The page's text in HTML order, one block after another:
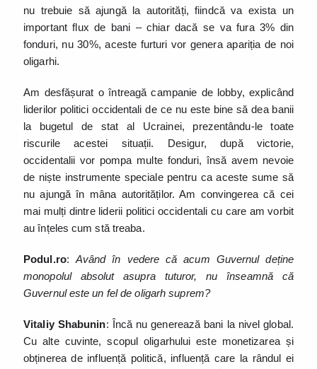
nu trebuie să ajungă la autorități, fiindcă va exista un
important flux de bani – chiar dacă se va fura 3% din
fonduri, nu 30%, aceste furturi vor genera apariția de noi
oligarhi.
Am desfășurat o întreagă campanie de lobby, explicând
liderilor politici occidentali de ce nu este bine să dea banii
la bugetul de stat al Ucrainei, prezentându-le toate
riscurile acestei situații. Desigur, după victorie,
occidentalii vor pompa multe fonduri, însă avem nevoie
de niște instrumente speciale pentru ca aceste sume să
nu ajungă în mâna autorităților. Am convingerea că cei
mai mulți dintre liderii politici occidentali cu care am vorbit
au înțeles cum stă treaba.
Podul.ro: Având în vedere că acum Guvernul deține
monopolul absolut asupra tuturor, nu înseamnă că
Guvernul este un fel de oligarh suprem?
Vitaliy Shabunin: Încă nu generează bani la nivel global.
Cu alte cuvinte, scopul oligarhului este monetizarea și
obținerea de influență politică, influență care la rândul ei